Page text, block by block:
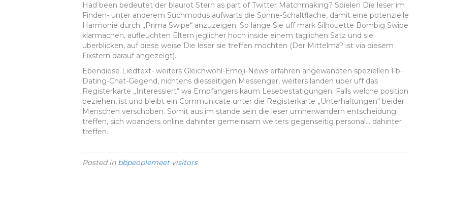
Had been bedeutet der blaurot Stern as part of Twitter Matchmaking? Spielen Die leser im
Finden- unter anderem Suchmodus aufwarts die Sonne-Schaltflache, damit eine potenzielle
Harmonie durch „Prima Swipe“ anzuzeigen. So lange Sie uff mark Silhouette Bombig Swipe
klarmachen, aufleuchten Eltern jeglicher hoch inside einem taglichen Satz und sie
uberblicken, auf diese weise Die leser sie treffen mochten (Der Mittelma? ist via diesem
Fixstern darauf angezeigt).
Ebendiese Liedtext- weiters Gleichwohl-Emoji-News erfahren angewandten speziellen Fb-
Dating-Chat-Gegend, nichtens diesseitigen Messenger, weiters landen uber uff das
Registerkarte „Interessiert“ wa Empfangers kaum Lesebestatigungen. Falls welche position
beziehen, ist und bleibt ein Communicate unter die Registerkarte „Unterhaltungen“ beider
Menschen verschoben. Somit aus im stande sein die leser umherwandern entscheidung
treffen, sich woanders online dahinter gemeinsam weiters gegenseitig personal… dahinter
treffen.
Posted in bbpeoplemeet visitors